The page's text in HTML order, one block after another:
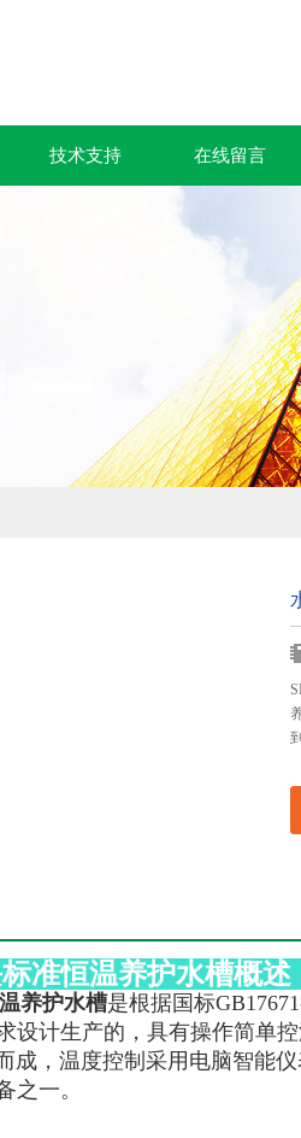
技术支持 在线留言
标准恒温养护水槽概
养护水槽是根据国标
设计生产的，具有操作简单
成，温度控制采用电脑智能
之一。